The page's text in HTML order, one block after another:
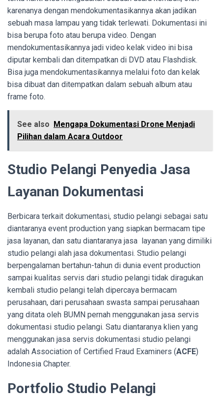
karenanya dengan mendokumentasikannya akan jadikan
sebuah masa lampau yang tidak terlewati. Dokumentasi ini
bisa berupa foto atau berupa video. Dengan
mendokumentasikannya jadi video kelak video ini bisa
diputar kembali dan ditempatkan di DVD atau Flashdisk.
Bisa juga mendokumentasikannya melalui foto dan kelak
bisa dibuat dan ditempatkan dalam sebuah album atau
frame foto.
See also Mengapa Dokumentasi Drone Menjadi
Pilihan dalam Acara Outdoor
Studio Pelangi Penyedia Jasa
Layanan Dokumentasi
Berbicara terkait dokumentasi, studio pelangi sebagai satu
diantaranya event production yang siapkan bermacam tipe
jasa layanan, dan satu diantaranya jasa layanan yang dimiliki
studio pelangi alah jasa dokumentasi. Studio pelangi
berpengalaman bertahun-tahun di dunia event production
sampai kualitas servis dari studio pelangi tidak diragukan
kembali studio pelangi telah dipercaya bermacam
perusahaan, dari perusahaan swasta sampai perusahaan
yang ditata oleh BUMN pernah menggunakan jasa servis
dokumentasi studio pelangi. Satu diantaranya klien yang
menggunakan jasa servis dokumentasi studio pelangi
adalah Association of Certified Fraud Examiners (ACFE)
Indonesia Chapter.
Portfolio Studio Pelangi